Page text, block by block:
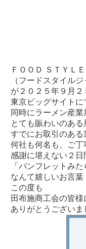
ＦＯＯＤ ＳＴＹＬ
（フードスタイルジ
が２０２５年９月２
東京ビッグサイトに
同時にラーメン産業
とても賑わいのある
すでにお取引のある
何社も何名も、ご
感謝に堪えない２日
「パンフレットみ
なんて嬉しいお言葉
この度も
田布施商工会の皆様
ありがとうございま